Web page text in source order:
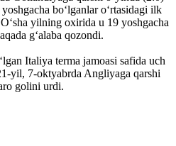
bo‘lganlar o‘rtasidagi ilk
yilning oxirida u 19 yoshgacha
gʻalaba qozondi.
Italiya terma jamoasi safida uch
yil, 7-oktyabrda Angliyaga qarshi
golini urdi.